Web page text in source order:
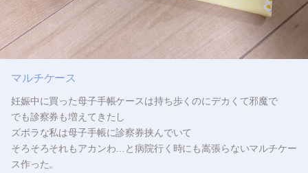
マルチケース
妊娠中に買った母子手帳ケースは持ち歩くのにデカくて邪魔で
でも診察券も増えてきたし
ズボラな私は母子手帳に診察券挟んでいて
そろそろそれもアカンわ…と病院行く時にも嵩張らないマルチケー
ス作った。